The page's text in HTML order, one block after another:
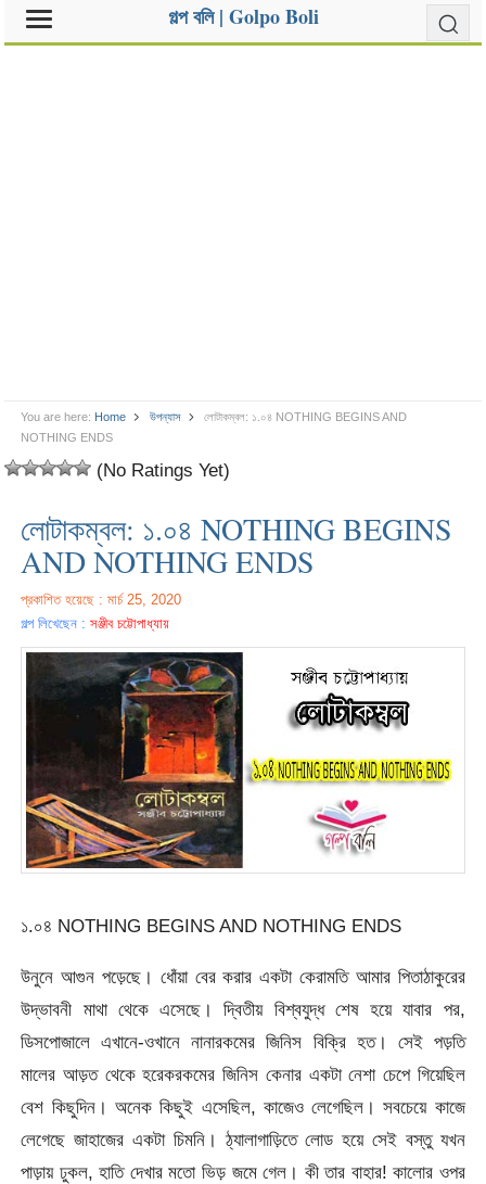
গল্প বলি | Golpo Boli
You are here: Home উপন্যাস
লোটাকম্বল: ১.০৪ NOTHING BEGINS AND
NOTHING ENDS
(No Ratings Yet)
লোটাকম্বল: ১.০৪ NOTHING BEGINS
AND NOTHING ENDS
প্রকাশিত হয়েছে : মার্চ 25, 2020
গল্প লিখেছেন :সঞ্জীব চট্টোপাধ্যায়
১.০৪ NOTHING BEGINS AND NOTHING ENDS
উনুনে আগুন পড়েছে। ধোঁয়া বের করার একটা কেরামতি আমার পিতাঠাকুরের
উদ্ভাবনী মাথা থেকে এসেছে। দ্বিতীয় বিশ্বযুদ্ধ শেষ হয়ে যাবার পর,
ডিসপোজালে এখানে-ওখানে নানারকমের জিনিস বিক্রি হত। সেই পড়তি
মালের আড়ত থেকে হরেকরকমের জিনিস কেনার একটা নেশা চেপে গিয়েছিল
বেশ কিছুদিন। অনেক কিছুই এসেছিল, কাজেও লেগেছিল। সবচেয়ে কাজে
লেগেছে জাহাজের একটা চিমনি। ঠ্যালাগাড়িতে লোড হয়ে সেই বস্তু যখন
পাড়ায় ঢুকল, হাতি দেখার মতো ভিড় জমে গেল। কী তার বাহার! কালোর ওপর